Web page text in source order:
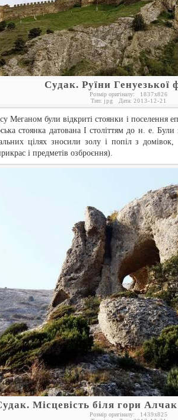
Судак. Руїни Генуезької
Розмір оригіналу: 1837x826
Тип: jpg Дата: 2013-12-21
Меганом були відкриті стоянки і поселення
стоянка датована I століттям до н. е. Були
цілях зносили золу і попіл з домівок,
і предметів озброєння).
Місцевість біля гори
Розмір оригіналу: 1439x825